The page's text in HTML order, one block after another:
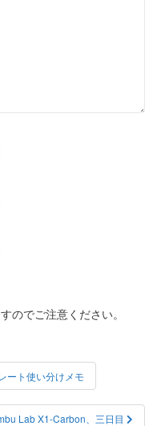
のでご注意ください。
ート使い分けメモ
Lab X1-Carbon、三日目